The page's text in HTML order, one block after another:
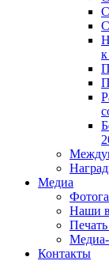
Медиа
Наши
Контакты